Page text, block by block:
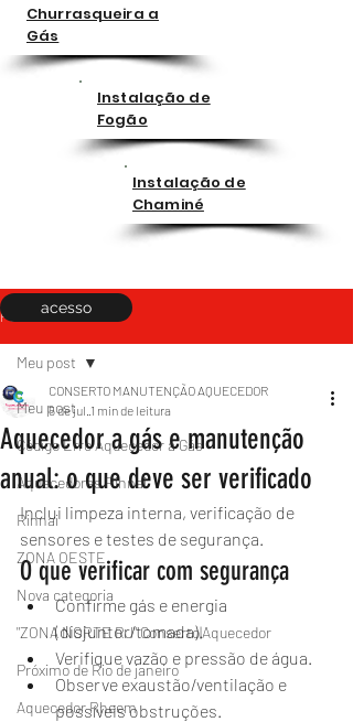
Churrasqueira a
Gás
Instalação de
Fogão
Instalação de
Chaminé
Post
Meu post
Código Erro Aquecedor a Gás
Aquecedores Rinnai
Rinnai
ZONA OESTE
Nova categoria
"ZONA NORTE RJ" Conserto|Aquecedor
Próximo de Rio de janeiro
Aquecedor Rheem
Meu post
Aquecedor a gás e manutenção
anual: o que deve ser verificado
CONSERTO MANUTENÇÃO AQUECEDOR
5 de jul. 1 min de leitura
Inclui limpeza interna, verificação de
sensores e testes de segurança.
O que verificar com segurança
Confirme gás e energia
(disjuntor/tomada).
Verifique vazão e pressão de água.
Observe exaustão/ventilação e
possíveis obstruções.
acesso